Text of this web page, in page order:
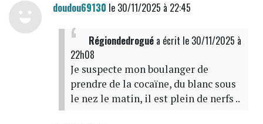
doudou69130 le 30/11/2025 à 22:45
Régiondedroguéa écrit le 30/11/2025 à
22h08
Je suspecte mon boulanger de
prendre de la cocaïne, du blanc sous
le nez le matin, il est plein de nerfs ..